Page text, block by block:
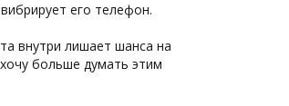
его телефон.
внутри лишает шанса на
больше думать этим